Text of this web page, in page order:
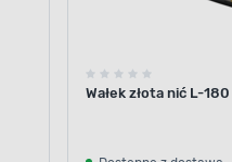
Wałek złota nić L-